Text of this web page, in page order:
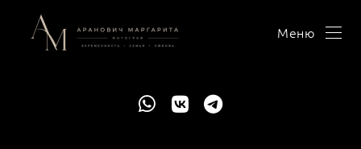
Меню